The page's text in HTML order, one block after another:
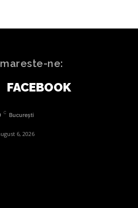
ne:
FACEBOOK
C București
6, 2026